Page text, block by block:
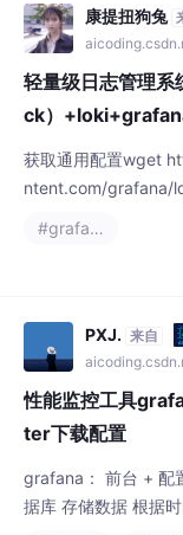
需要安装这个插件
康提扭狗兔
轻量级日志管理
ck）
获取通用配置wget
ntent.com/grafana/
通用配置wget
#grafana
PXJ. 来自
性能监控工具
ter下载配置
grafana： 前台 + 配
据库 存储数据 根据